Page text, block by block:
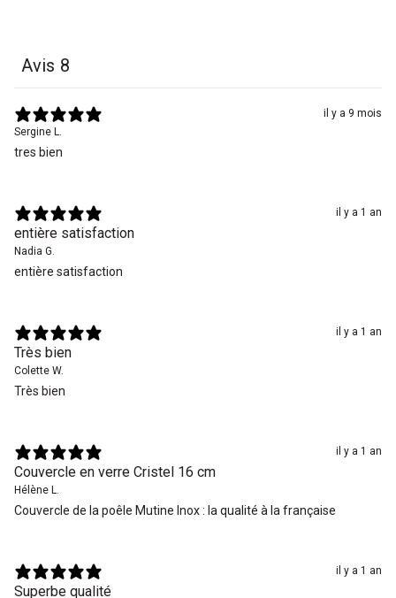
Avis 8
il y a 9 mois
Sergine L.
tres bien
il y a 1 an
entière satisfaction
Nadia G.
entière satisfaction
il y a 1 an
Très bien
Colette W.
Très bien
il y a 1 an
Couvercle en verre Cristel 16 cm
Hélène L.
Couvercle de la poêle Mutine Inox : la qualité à la française
il y a 1 an
Superbe qualité